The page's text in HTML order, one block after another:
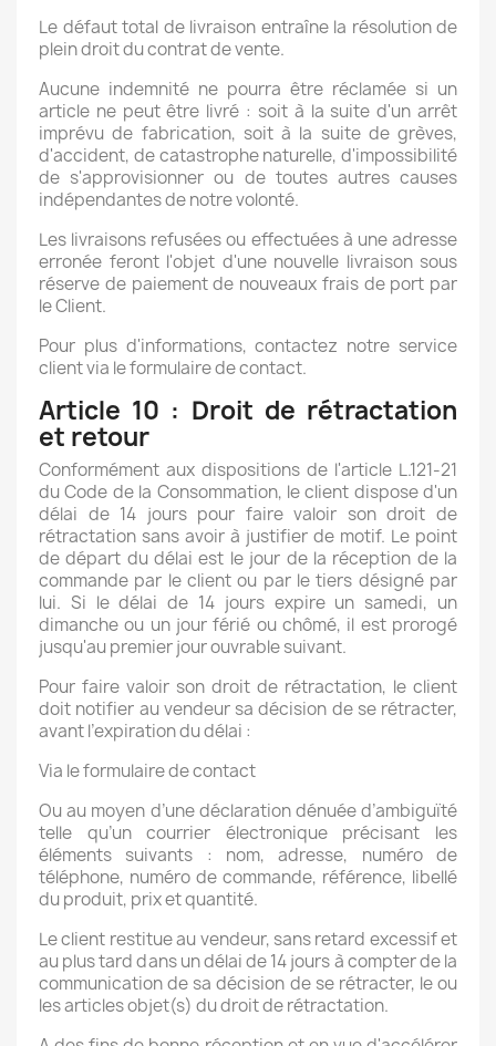
Le défaut total de livraison entraîne la résolution de
plein droit du contrat de vente.
Aucune indemnité ne pourra être réclamée si un
article ne peut être livré : soit à la suite d'un arrêt
imprévu de fabrication, soit à la suite de grèves,
d'accident, de catastrophe naturelle, d'impossibilité
de s'approvisionner ou de toutes autres causes
indépendantes de notre volonté.
Les livraisons refusées ou effectuées à une adresse
erronée feront l'objet d'une nouvelle livraison sous
réserve de paiement de nouveaux frais de port par
le Client.
Pour plus d'informations, contactez notre service
client via le formulaire de contact.
Article 10 : Droit de rétractation
et retour
Conformément aux dispositions de l'article L.121-21
du Code de la Consommation, le client dispose d'un
délai de 14 jours pour faire valoir son droit de
rétractation sans avoir à justifier de motif. Le point
de départ du délai est le jour de la réception de la
commande par le client ou par le tiers désigné par
lui. Si le délai de 14 jours expire un samedi, un
dimanche ou un jour férié ou chômé, il est prorogé
jusqu'au premier jour ouvrable suivant.
Pour faire valoir son droit de rétractation, le client
doit notifier au vendeur sa décision de se rétracter,
avant l’expiration du délai :
Via le formulaire de contact
Ou au moyen d’une déclaration dénuée d’ambiguïté
telle qu’un courrier électronique précisant les
éléments suivants : nom, adresse, numéro de
téléphone, numéro de commande, référence, libellé
du produit, prix et quantité.
Le client restitue au vendeur, sans retard excessif et
au plus tard dans un délai de 14 jours à compter de la
communication de sa décision de se rétracter, le ou
les articles objet(s) du droit de rétractation.